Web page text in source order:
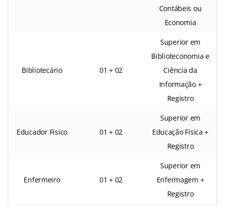
Contábeis ou
Economia
Bibliotecário 01 + 02
Superior em
Biblioteconomia e
Ciência da
Informação +
Registro
Educador Físico 01 + 02
Superior em
Educação Física +
Registro
Enfermeiro 01 + 02
Superior em
Enfermagem +
Registro